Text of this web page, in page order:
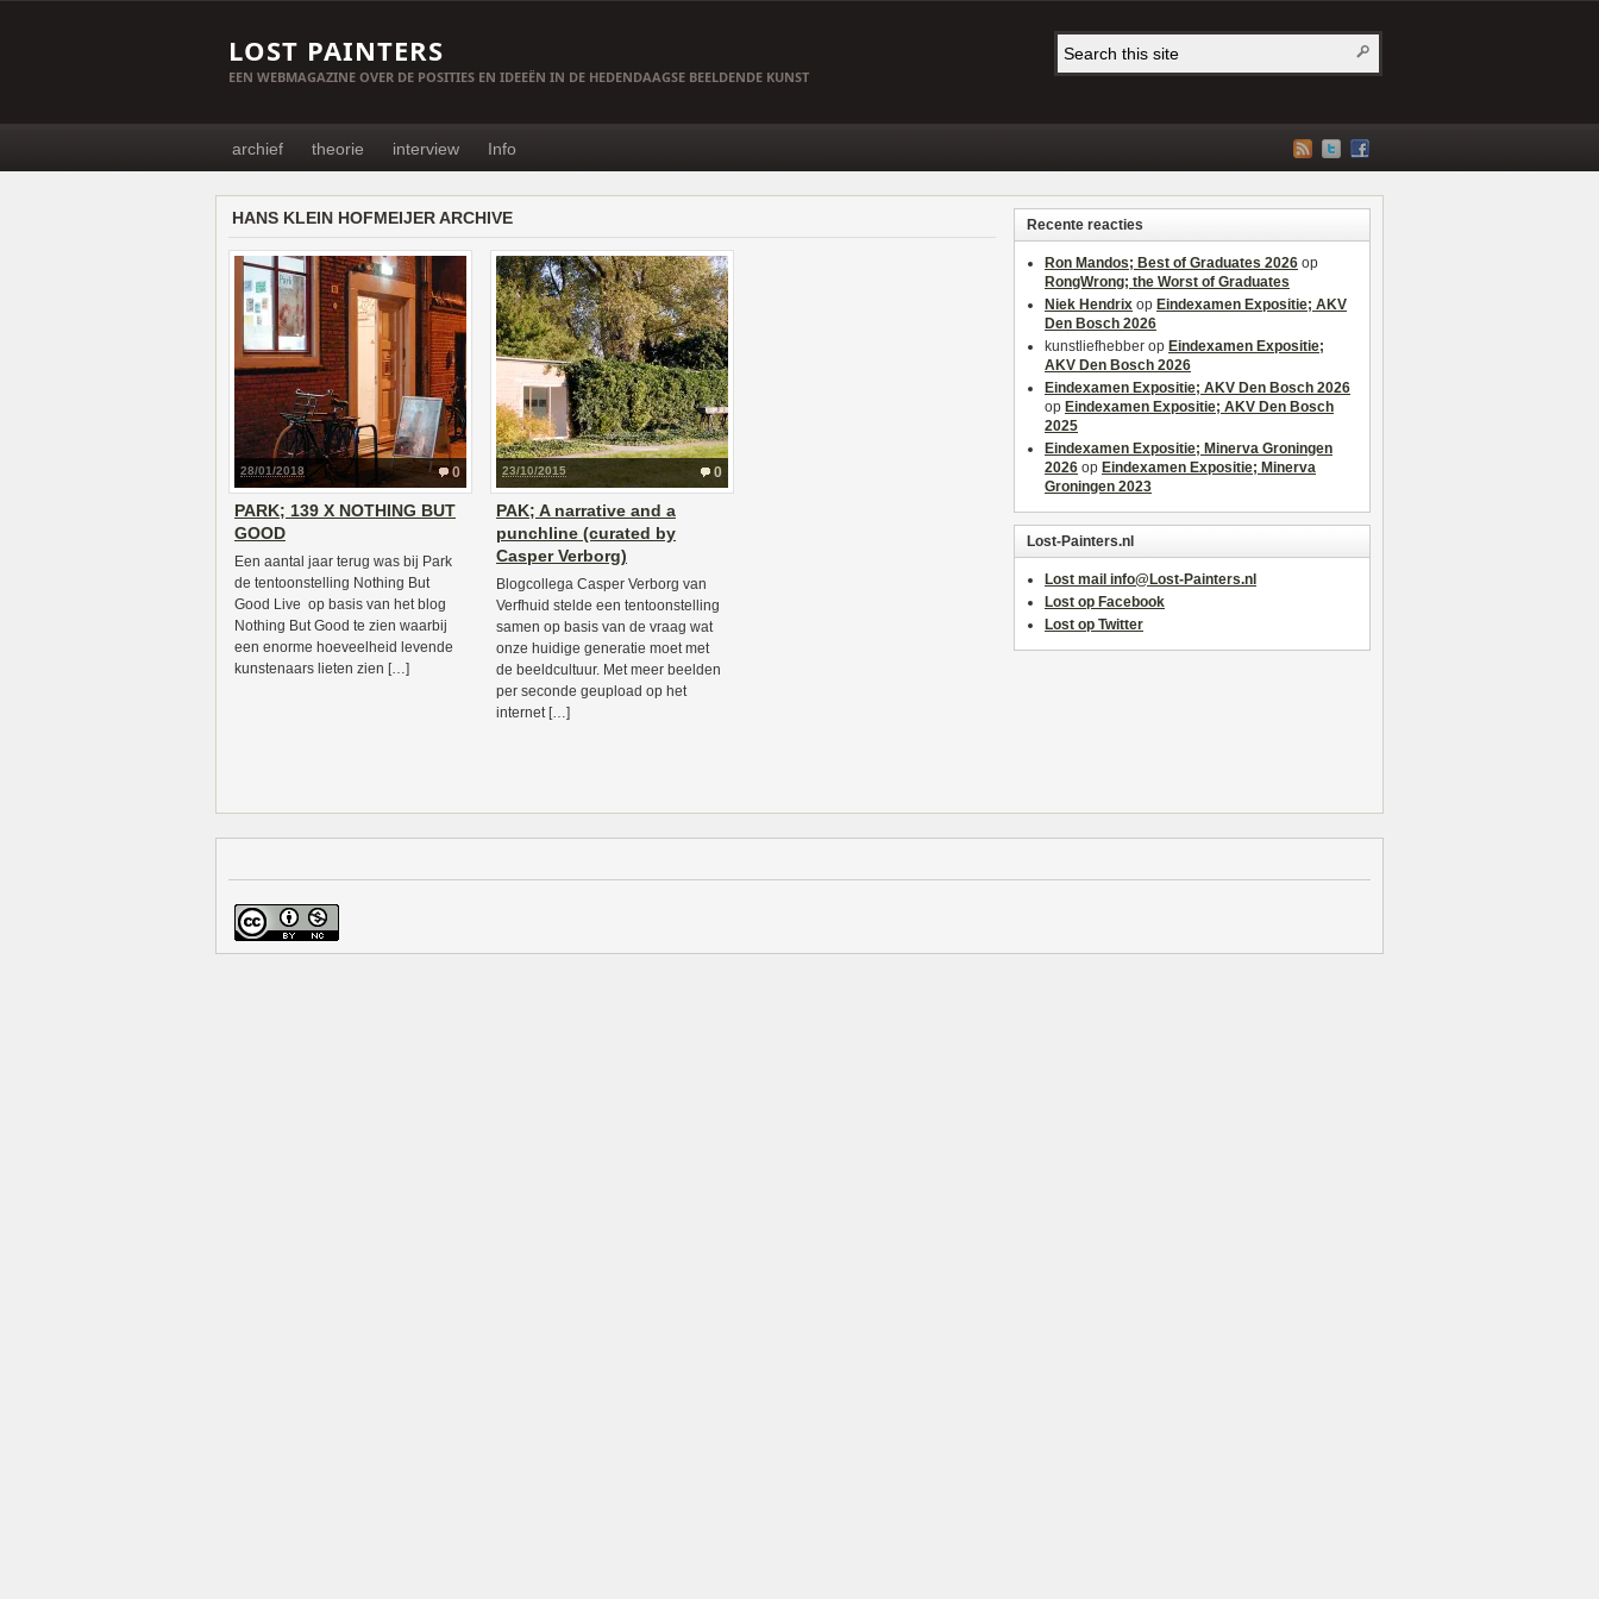
LOST PAINTERS
EEN WEBMAGAZINE OVER DE POSITIES EN IDEEËN IN DE HEDENDAAGSE BEELDENDE KUNST
archief theorie interview Info
HANS KLEIN HOFMEIJER ARCHIVE
0
28/01/2018
PARK; 139 X NOTHING BUT
GOOD
Een aantal jaar terug was bij Park
de tentoonstelling Nothing But
Good Live op basis van het blog
Nothing But Good te zien waarbij
een enorme hoeveelheid levende
kunstenaars lieten zien […]
0
23/10/2015
PAK; A narrative and a
punchline (curated by
Casper Verborg)
Blogcollega Casper Verborg van
Verfhuid stelde een tentoonstelling
samen op basis van de vraag wat
onze huidige generatie moet met
de beeldcultuur. Met meer beelden
per seconde geupload op het
internet […]
Recente reacties
Ron Mandos; Best of Graduates 2026 op
RongWrong; the Worst of Graduates
Niek Hendrix op Eindexamen Expositie; AKV
Den Bosch 2026
kunstliefhebber op Eindexamen Expositie;
AKV Den Bosch 2026
Eindexamen Expositie; AKV Den Bosch 2026
op Eindexamen Expositie; AKV Den Bosch
2025
Eindexamen Expositie; Minerva Groningen
2026 op Eindexamen Expositie; Minerva
Groningen 2023
Lost-Painters.nl
Lost mail info@Lost-Painters.nl
Lost op Facebook
Lost op Twitter